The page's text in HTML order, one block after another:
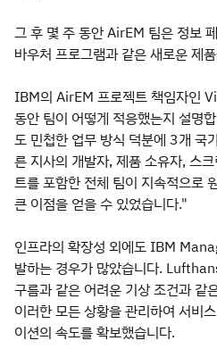
그 후 몇 주 동안 AirEM 팀은 정보
바우처 프로그램과 같은 새로운 제
IBM의 AirEM 프로젝트 책임자인
동안 팀이 어떻게 적응했는지 설명
도 민첩한 업무 방식 덕분에 3개 국
른 지사의 개발자, 제품 소유자, 스
트를 포함한 전체 팀이 지속적으로
큰 이점을 얻을 수 있었습니다."
인프라의 확장성 외에도 IBM
발하는 경우가 많았습니다.
구름과 같은 어려운 기상 조건과 같
이러한 모든 상황을 관리하여 서비
이션의 속도를 확보했습니다.